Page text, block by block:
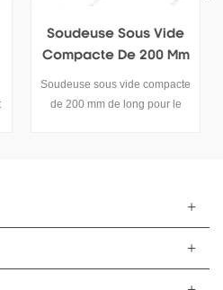
Petite Machine De
Thermoscellage De
Batterie Pour La Boîte
À Gants
petite machine de
thermoscellage de batterie